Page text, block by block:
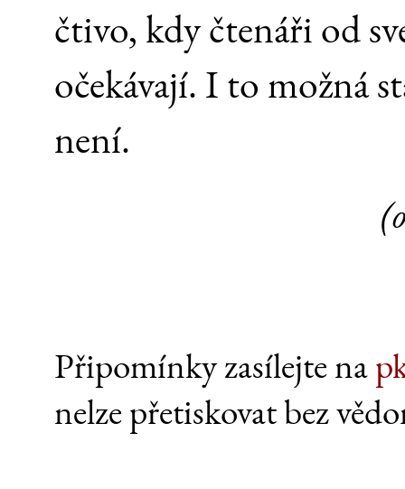
čtivo, kdy čtenáři od
očekávají. I to možná
není.
Připomínky zasílejte na
nelze přetiskovat bez